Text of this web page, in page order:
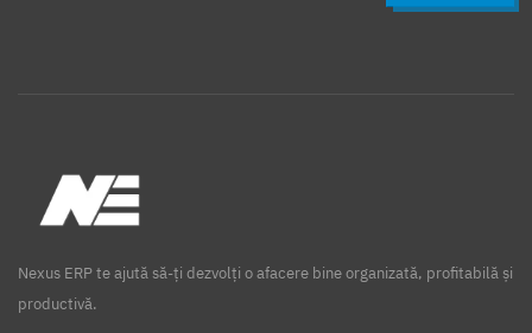
Nexus ERP te ajută să-ți dezvolți o afacere bine organizată, profitabilă și
productivă.